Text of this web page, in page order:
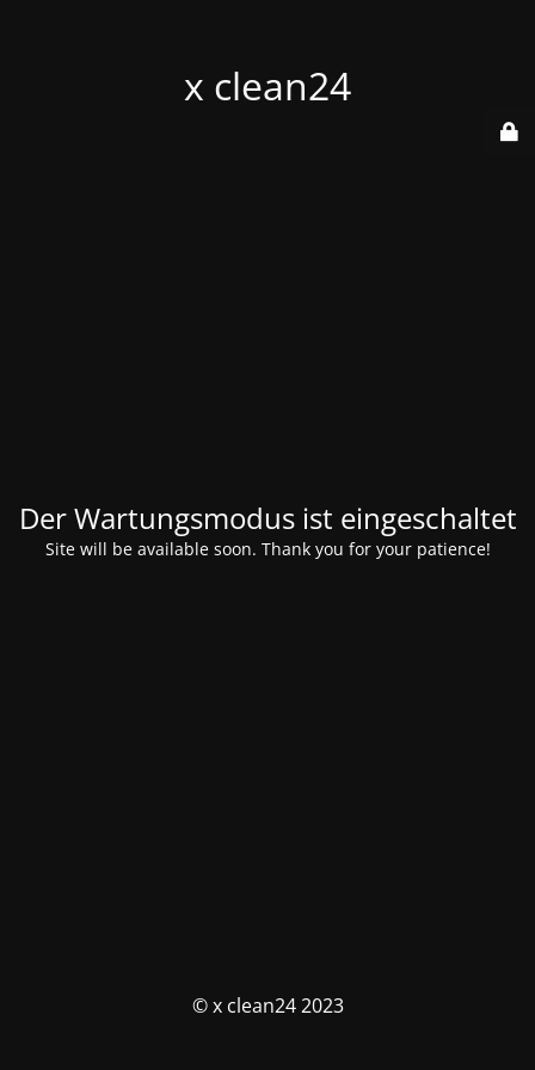
x clean24
Der Wartungsmodus ist eingeschaltet
Site will be available soon. Thank you for your patience!
© x clean24 2023